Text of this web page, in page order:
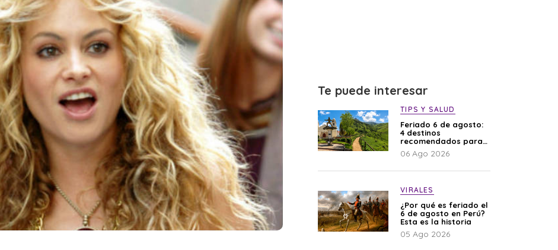
Te puede interesar
TIPS Y SALUD
Feriado 6 de agosto:
4 destinos
recomendados para
disfrutar el descanso
06 Ago 2026
VIRALES
¿Por qué es feriado el
6 de agosto en Perú?
Esta es la historia
05 Ago 2026